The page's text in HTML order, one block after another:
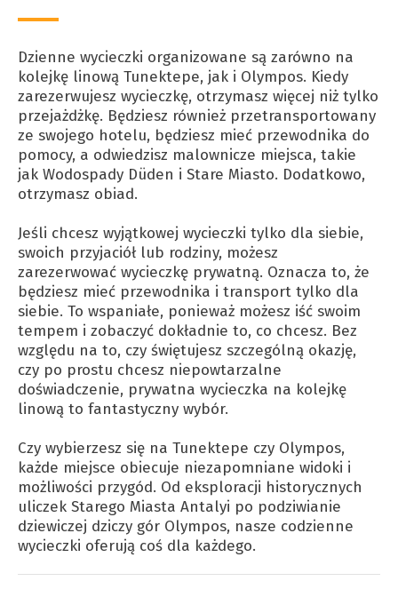
Dzienne wycieczki organizowane są zarówno na
kolejkę linową Tunektepe, jak i Olympos. Kiedy
zarezerwujesz wycieczkę, otrzymasz więcej niż tylko
przejażdżkę. Będziesz również przetransportowany
ze swojego hotelu, będziesz mieć przewodnika do
pomocy, a odwiedzisz malownicze miejsca, takie
jak Wodospady Düden i Stare Miasto. Dodatkowo,
otrzymasz obiad.
Jeśli chcesz wyjątkowej wycieczki tylko dla siebie,
swoich przyjaciół lub rodziny, możesz
zarezerwować wycieczkę prywatną. Oznacza to, że
będziesz mieć przewodnika i transport tylko dla
siebie. To wspaniałe, ponieważ możesz iść swoim
tempem i zobaczyć dokładnie to, co chcesz. Bez
względu na to, czy świętujesz szczególną okazję,
czy po prostu chcesz niepowtarzalne
doświadczenie, prywatna wycieczka na kolejkę
linową to fantastyczny wybór.
Czy wybierzesz się na Tunektepe czy Olympos,
każde miejsce obiecuje niezapomniane widoki i
możliwości przygód. Od eksploracji historycznych
uliczek Starego Miasta Antalyi po podziwianie
dziewiczej dziczy gór Olympos, nasze codzienne
wycieczki oferują coś dla każdego.